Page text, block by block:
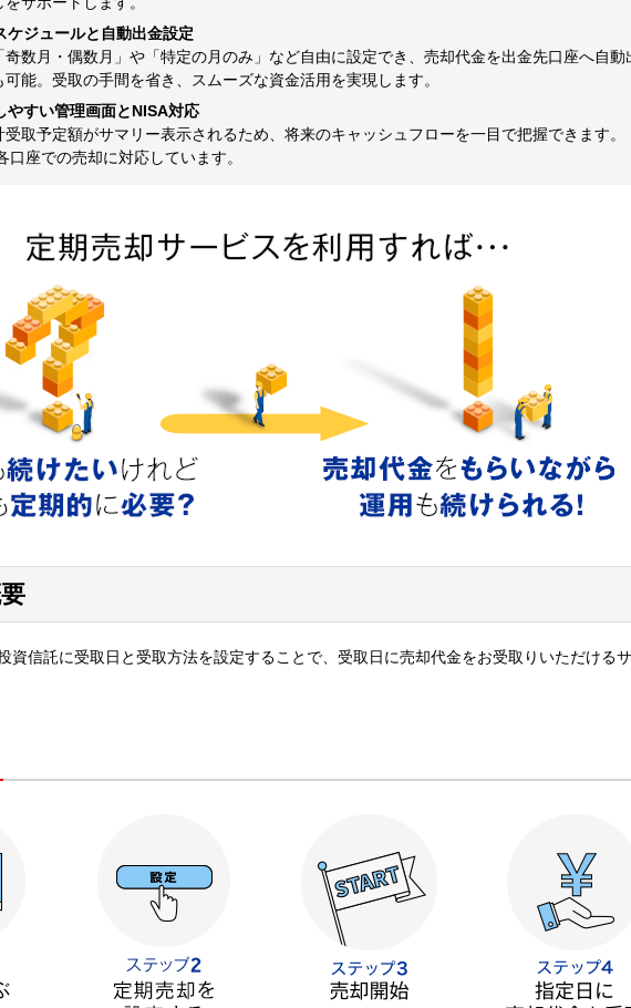
ケジュールと自動出金設定
奇数月・偶数月」や「特定の月のみ」など自由に設定でき、売却代金を出金先口座へ自動
能。受取の手間を省き、スムーズな資金活用を実現します。
やすい管理画面とNISA対応
受取予定額がサマリー表示されるため、将来のキャッシュフローを一目で把握できます。
口座での売却に対応しています。
資信託に受取日と受取方法を設定することで、受取日に売却代金をお受取りいただける